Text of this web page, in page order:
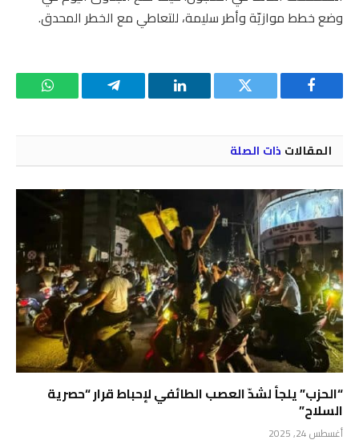
وضع خطط موازيّة وأطر سليمة، للتعاطي مع الخطر المحدق.
فيسبوك تويتر لينكدإن تيلقرام واتساب
المقالات ذات الصلة
“الحزب” يلجأ لشدّ العصب الطائفي لإحباط قرار “حصرية
السلاح”
أغسطس 24, 2025